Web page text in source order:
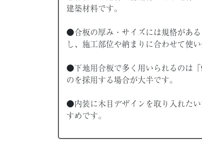
建築材料です。
●合板の厚み・サイズには規格があ
し、施工部位や納まりに合わせて使
●下地用合板で多く用いられるのは
のを採用する場合が大半です。
●内装に木目デザインを取り入れた
すめです。